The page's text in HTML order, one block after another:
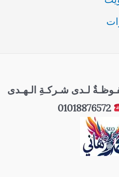
لـدى شـركـةِ الـهـدى